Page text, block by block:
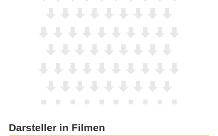
Darsteller in Filmen